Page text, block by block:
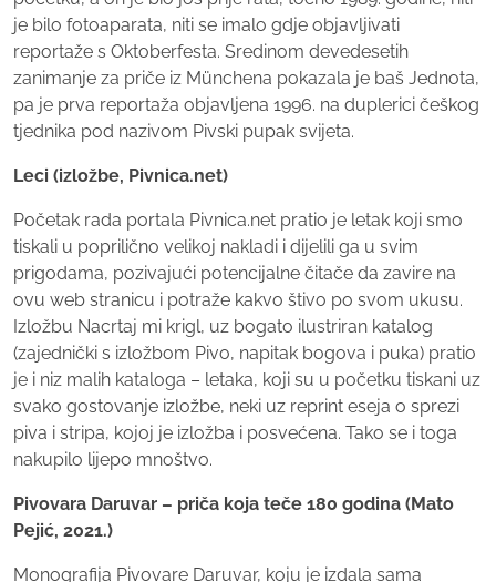
je bilo fotoaparata, niti se imalo gdje objavljivati
reportaže s Oktoberfesta. Sredinom devedesetih
zanimanje za priče iz Münchena pokazala je baš Jednota,
pa je prva reportaža objavljena 1996. na duplerici češkog
tjednika pod nazivom Pivski pupak svijeta.
Leci (izložbe, Pivnica.net)
Početak rada portala Pivnica.net pratio je letak koji smo
tiskali u poprilično velikoj nakladi i dijelili ga u svim
prigodama, pozivajući potencijalne čitače da zavire na
ovu web stranicu i potraže kakvo štivo po svom ukusu.
Izložbu Nacrtaj mi krigl, uz bogato ilustriran katalog
(zajednički s izložbom Pivo, napitak bogova i puka) pratio
je i niz malih kataloga – letaka, koji su u početku tiskani uz
svako gostovanje izložbe, neki uz reprint eseja o sprezi
piva i stripa, kojoj je izložba i posvećena. Tako se i toga
nakupilo lijepo mnoštvo.
Pivovara Daruvar – priča koja teče 180 godina (Mato
Pejić, 2021.)
Monografija Pivovare Daruvar, koju je izdala sama